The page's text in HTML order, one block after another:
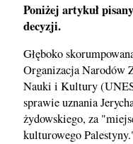
Poniżej artykuł
decyzji.
Głęboko
Organizacja Narodów
Nauki i Kultury
sprawie uznania
żydowskiego, za
kulturowego